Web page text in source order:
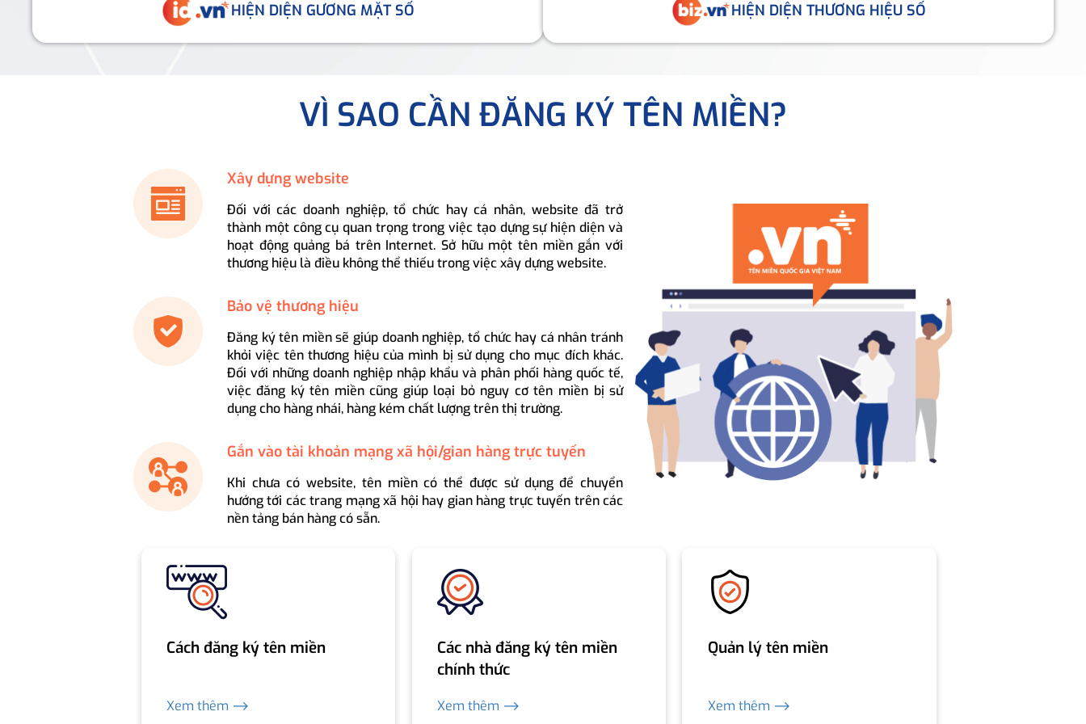
HIỆN DIỆN GƯƠNG MẶT SỐ HIỆN DIỆN THƯƠNG HIỆU SỐ
VÌ SAO CẦN ĐĂNG KÝ TÊN MIỀN?
Xây dựng website
Đối với các doanh nghiệp, tổ chức hay cá nhân, website đã trở
thành một công cụ quan trọng trong việc tạo dựng sự hiện diện và
hoạt động quảng bá trên Internet. Sở hữu một tên miền gắn với
thương hiệu là điều không thể thiếu trong việc xây dựng website.
Bảo vệ thương hiệu
Đăng ký tên miền sẽ giúp doanh nghiệp, tổ chức hay cá nhân tránh
khỏi việc tên thương hiệu của mình bị sử dụng cho mục đích khác.
Đối với những doanh nghiệp nhập khẩu và phân phối hàng quốc tế,
việc đăng ký tên miền cũng giúp loại bỏ nguy cơ tên miền bị sử
dụng cho hàng nhái, hàng kém chất lượng trên thị trường.
Gắn vào tài khoản mạng xã hội/gian hàng trực tuyến
Khi chưa có website, tên miền có thể được sử dụng để chuyển
hướng tới các trang mạng xã hội hay gian hàng trực tuyến trên các
nền tảng bán hàng có sẵn.
Cách đăng ký tên miền
Xem thêm ⟶
Các nhà đăng ký tên miền
chính thức
Xem thêm ⟶
Quản lý tên miền
Xem thêm ⟶